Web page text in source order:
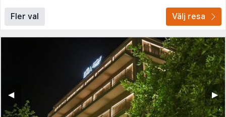
Fler val Välj resa
▶︎
◀︎